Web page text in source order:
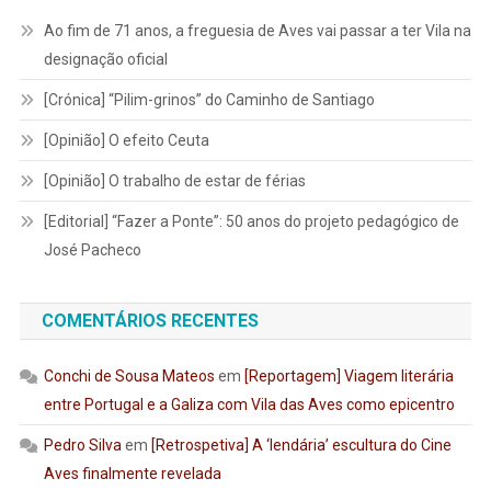
Ao fim de 71 anos, a freguesia de Aves vai passar a ter Vila na
designação oficial
[Crónica] “Pilim-grinos” do Caminho de Santiago
[Opinião] O efeito Ceuta
[Opinião] O trabalho de estar de férias
[Editorial] “Fazer a Ponte”: 50 anos do projeto pedagógico de
José Pacheco
COMENTÁRIOS RECENTES
Conchi de Sousa Mateos em [Reportagem] Viagem literária
entre Portugal e a Galiza com Vila das Aves como epicentro
Pedro Silvaem [Retrospetiva] A ‘lendária’ escultura do Cine
Aves finalmente revelada